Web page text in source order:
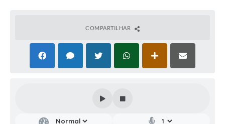
COMPARTILHAR